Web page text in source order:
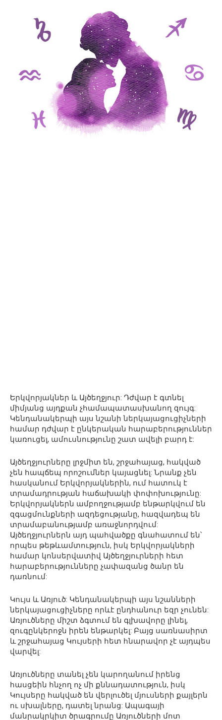
Երկվորյակներ և Այծեղջյուր: Դժվար է գտնել
միմյանց այդքան չհամապատասխանող զույգ:
Կենդանակերպի այս նշանի ներկայացուցիչների
համար դժվար է ընկերական հարաբերություններ
կառուցել, ամուսնությունը շատ ավելի բարդ է:
Այծեղջյուրները լրջմիտ են, շրջահայաց, հակված
չեն հապճեպ որոշումներ կայացնել: Նրանք չեն
հասկանում Երկվորյակներին, ում հատուկ է
տրամադրության հաճախակի փոփոխությունը:
Երկվորյակներն ամբողջությամբ ենթարկվում են
զգացմունքների ազդեցությանը, հազվադեպ են
տրամաբանությամբ առաջնորդվում:
Այծեղջյուրներն այդ պահվածքը գնահատում են՝
որպես թեթևամտություն, իսկ Երկվորյակների
համար կոնսերվատիվ Այծեղջյուրների հետ
հարաբերությունները չափազանց ծանր են
դառնում:
Կույս և Առյուծ: Կենդանակերպի այս նշանների
ներկայացուցիչները որևէ ընդհանուր եզր չունեն:
Առյուծները միշտ ձգտում են գլխավորը լինել,
զուգընկերոջն իրեն ենթարկել: Բայց սառնասիրտ
և շրջահայաց Կույսերի հետ հնարավոր չէ այդպես
վարվել:
Առյուծները տանել չեն կարողանում իրենց
հասցեին հնչող ոչ մի քննադատություն, իսկ
Կույսերը հակված են վերլուծել մյուսների քայլերն
ու սխալները, դատել նրանց: Ապագայի
մանրակրկիտ ծրագրումը Առյուծների մոտ